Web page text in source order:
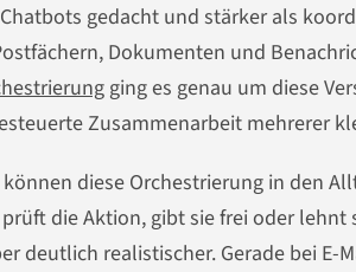
gedacht und stärker als
Dokumenten und
ging es genau um diese
Zusammenarbeit mehrerer
diese Orchestrierung in den
die Aktion, gibt sie frei oder
deutlich realistischer. Gerade bei